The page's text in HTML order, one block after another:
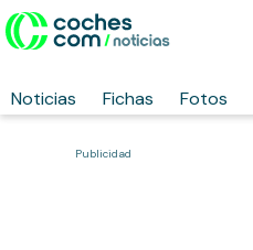
Noticias Fichas Fotos
Publicidad